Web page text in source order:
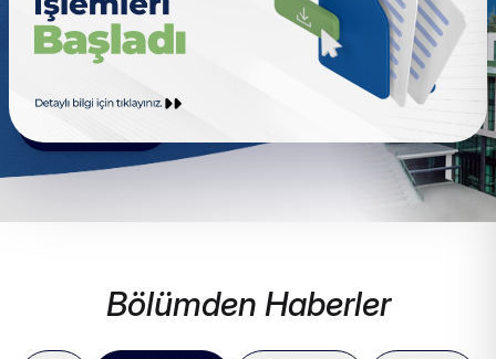
Fikirlerinizi Ürünlere Dönüştürün
Bölümden Haberler